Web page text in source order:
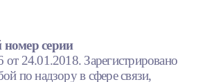
серии
24.01.2018. Зарегистрировано
по надзору в сфере связи,